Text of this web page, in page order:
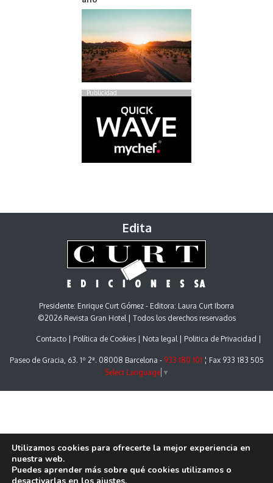
Publicidad
Edita
Presidente: Enrique Curt Gómez - Editora: Laura Curt Iborra
©2026 Revista Gran Hotel | Todos los derechos reservados
Contacto Política de Cookies Nota legal Politica de Privacidad
Paseo de Gracia, 63. 1º 2ª. 08008 Barcelona - 933 180 101 ¦ Fax 933 183 505
Select Language ▼
Utilizamos cookies para ofrecerte la mejor experiencia en
nuestra web.
Puedes aprender más sobre qué cookies utilizamos o